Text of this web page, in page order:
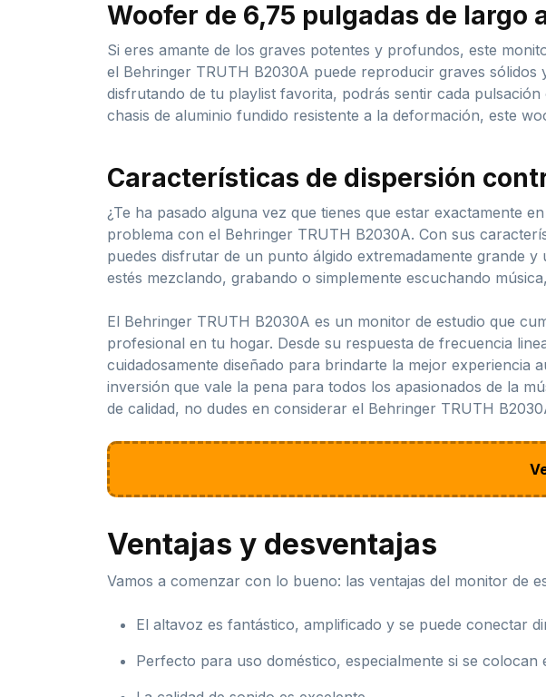
Woofer de 6,75 pulgadas de largo
Si eres amante de los graves potentes y profundos, este
el Behringer TRUTH B2030A puede reproducir graves sólidos
disfrutando de tu playlist favorita, podrás sentir cada
chasis de aluminio fundido resistente a la deformación, este
Características de dispersión
¿Te ha pasado alguna vez que tienes que estar exactamente
problema con el Behringer TRUTH B2030A. Con sus
puedes disfrutar de un punto álgido extremadamente grande
estés mezclando, grabando o simplemente escuchando
El Behringer TRUTH B2030A es un monitor de estudio que
profesional en tu hogar. Desde su respuesta de frecuencia
cuidadosamente diseñado para brindarte la mejor
inversión que vale la pena para todos los apasionados de la
de calidad, no dudes en considerar el Behringer TRUTH
Ventajas y desventajas
Vamos a comenzar con lo bueno: las ventajas del monitor de
El altavoz es fantástico, amplificado y se puede conectar
Perfecto para uso doméstico, especialmente si se colocan